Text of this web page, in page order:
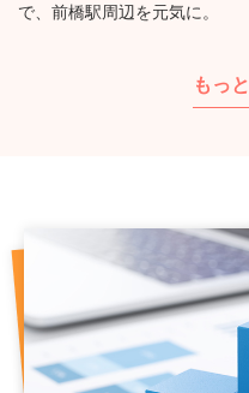
で、前橋駅周辺を元気に。
もっ